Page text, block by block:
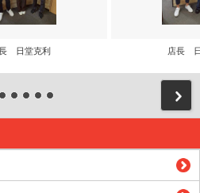
日堂克利 店長